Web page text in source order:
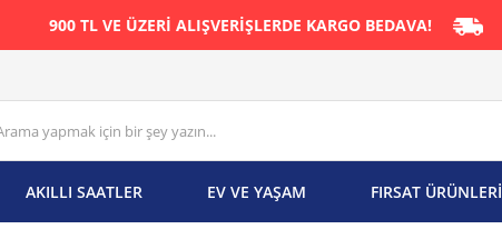
900 TL VE ÜZERİ ALIŞVERİŞLERDE KARGO BEDAVA!
AKILLI SAATLER EV VE YAŞAM FIRSAT ÜRÜNLERİ